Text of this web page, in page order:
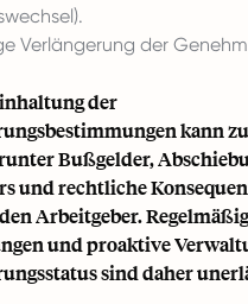
Verlängerung der
der
kann
Bußgelder,
und rechtliche
Arbeitgeber.
und proaktive
sind daher